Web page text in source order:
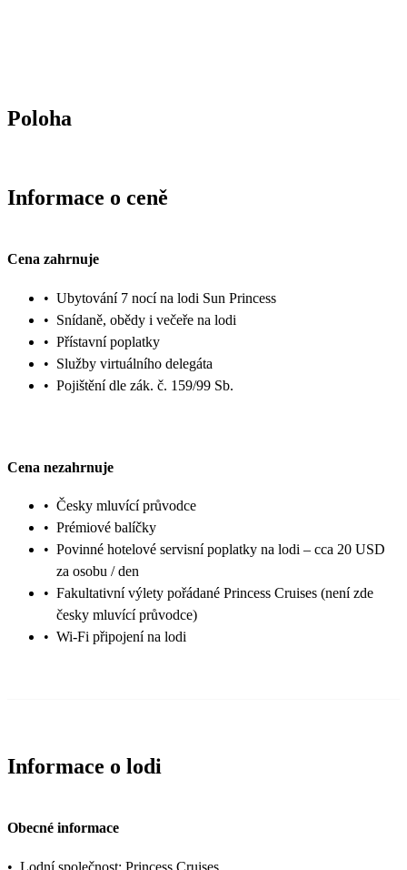
Poloha
Informace o ceně
Cena zahrnuje
• Ubytování 7 nocí na lodi Sun Princess
• Snídaně, obědy i večeře na lodi
• Přístavní poplatky
• Služby virtuálního delegáta
• Pojištění dle zák. č. 159/99 Sb.
Cena nezahrnuje
• Česky mluvící průvodce
• Prémiové balíčky
• Povinné hotelové servisní poplatky na lodi – cca 20 USD
za osobu / den
• Fakultativní výlety pořádané Princess Cruises (není zde
česky mluvící průvodce)
• Wi-Fi připojení na lodi
Informace o lodi
Obecné informace
• Lodní společnost: Princess Cruises